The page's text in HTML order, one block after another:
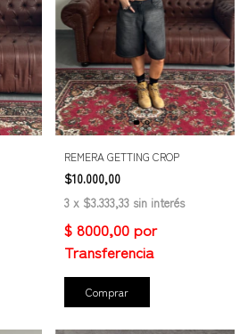
REMERA GETTING CROP
$10.000,00
3 x $3.333,33 sin interés
Comprar